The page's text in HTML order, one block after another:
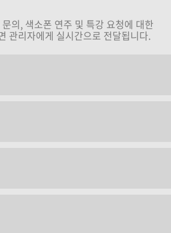
의, 색소폰 연주 및 특강 요청에 대한
관리자에게 실시간으로 전달됩니다.